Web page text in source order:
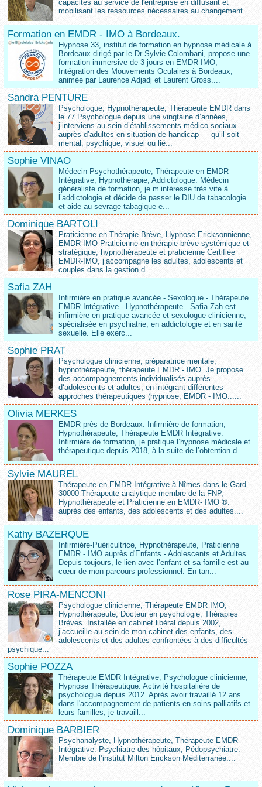
capacités au service de l'entreprise en diffusant et
mobilisant les ressources nécessaires au changement....
Formation en EMDR - IMO à Bordeaux.
Hypnose 33, institut de formation en hypnose médicale à
Bordeaux dirigé par le Dr Sylvie Colombani, propose une
formation immersive de 3 jours en EMDR-IMO,
Intégration des Mouvements Oculaires à Bordeaux,
animée par Laurence Adjadj et Laurent Gross....
Sandra PENTURE
Psychologue, Hypnothérapeute, Thérapeute EMDR dans
le 77 Psychologue depuis une vingtaine d’années,
j’interviens au sein d’établissements médico‑sociaux
auprès d’adultes en situation de handicap — qu’il soit
mental, psychique, visuel ou lié...
Sophie VINAO
Médecin Psychothérapeute, Thérapeute en EMDR
Intégrative, Hypnothérapie, Addictologue. Médecin
généraliste de formation, je m’intéresse très vite à
l’addictologie et décide de passer le DIU de tabacologie
et aide au sevrage tabagique e...
Dominique BARTOLI
Praticienne en Thérapie Brève, Hypnose Ericksonnienne,
EMDR-IMO Praticienne en thérapie brève systémique et
stratégique, hypnothérapeute et praticienne Certifiée
EMDR-IMO, j’accompagne les adultes, adolescents et
couples dans la gestion d...
Safia ZAH
Infirmière en pratique avancée - Sexologue - Thérapeute
EMDR Intégrative - Hypnothérapeute.. Safia Zah est
infirmière en pratique avancée et sexologue clinicienne,
spécialisée en psychiatrie, en addictologie et en santé
sexuelle. Elle exerc...
Sophie PRAT
Psychologue clinicienne, préparatrice mentale,
hypnothérapeute, thérapeute EMDR - IMO. Je propose
des accompagnements individualisés auprès
d‘adolescents et adultes, en intégrant différentes
approches thérapeutiques (hypnose, EMDR - IMO......
Olivia MERKES
EMDR près de Bordeaux: Infirmière de formation,
Hypnothérapeute, Thérapeute EMDR Intégrative.
Infirmière de formation, je pratique l’hypnose médicale et
thérapeutique depuis 2018, à la suite de l’obtention d...
Sylvie MAUREL
Thérapeute en EMDR Intégrative à Nîmes dans le Gard
30000 Thérapeute analytique membre de la FNP,
Hypnothérapeute et Praticienne en EMDR- IMO ®:
auprès des enfants, des adolescents et des adultes....
Kathy BAZERQUE
Infirmière-Puéricultrice, Hypnothérapeute, Praticienne
EMDR - IMO auprès d'Enfants - Adolescents et Adultes.
Depuis toujours, le lien avec l’enfant et sa famille est au
cœur de mon parcours professionnel. En tan...
Rose PIRA-MENCONI
Psychologue clinicienne, Thérapeute EMDR IMO,
Hypnothérapeute, Docteur en psychologie, Thérapies
Brèves. Installée en cabinet libéral depuis 2002,
j’accueille au sein de mon cabinet des enfants, des
adolescents et des adultes confrontées à des difficultés
psychique...
Sophie POZZA
Thérapeute EMDR Intégrative, Psychologue clinicienne,
Hypnose Thérapeutique. Activité hospitalière de
psychologue depuis 2012. Après avoir travaillé 12 ans
dans l'accompagnement de patients en soins palliatifs et
leurs familles, je travaill...
Dominique BARBIER
Psychanalyste, Hypnothérapeute, Thérapeute EMDR
Intégrative. Psychiatre des hôpitaux, Pédopsychiatre.
Membre de l’institut Milton Erickson Méditerranée....